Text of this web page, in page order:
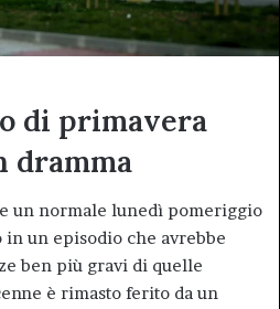
di primavera
dramma
un normale lunedì pomeriggio
un episodio che avrebbe
ben più gravi di quelle
è rimasto ferito da un